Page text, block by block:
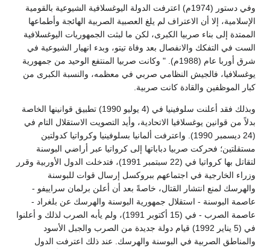
وفي دستور (1974م) اعترفت الدولة اليوغسلافية الشيوعية بالقومية
الإسلامية، إلا أن الاعتراف لم يلغ العصبية الصربية الهائجة وأطماعها
الممتدة إلى بناء صربيا الكبرى، لكن ما لبثت الجمهوريات اليوغسلافية
الست في التفكك والانفصال بعد وفاة تيتو، وبدء انهيار الشيوعية في
شرق أوربا عام (1988م). " وكانت صربيا المنتفع الوحيد من جمهورية
يوغسلافيا، فالجيش النظامي صربي في معظمه، والنسبة الكبرى من
كبار الموظفين والقادة كانت صربية.
وبذلك فقد أعلنت سلوفينيا في (4 يوليو 1990) تطبيق قوانينها الخاصة
بدلاً من قوانين يوغسلافيا الاتحادية، وأيد التصويت الاستقلال التام في
(24 ديسمبر 1990). واعترفت ألمانيا بسلوفينيا وكرواتيا كدولتين
مستقلتين؛ فحركت صربيا دباباتها إلى كرواتيا عبر أراضي البوسنة
لتقاتل بها كرواتيا في (22 سبتمبر 1991)، فتدخلت الدول الأوربية وقرر
وزراء الخارجية في اجتماعهم ببروكسل إرسال قوات للبوسنة
والهرسك لمنع انتشار القتال، خاصةً بعد أن أعلن برلمان سراييفو -
عاصمة البوسنة - استقلال جمهورية البوسنة والهرسك عن بلغراد -
عاصمة الصرب - في (15 أكتوبر 1991)، ولم يأبه الصرب لذلك و أعلنوا
في (5 يناير 1992) قيام دولة جديدة من الصرب والجبل الأسود
والمناطق الصربية في البوسنة والهرسك. عند ذلك اعترفت الدول